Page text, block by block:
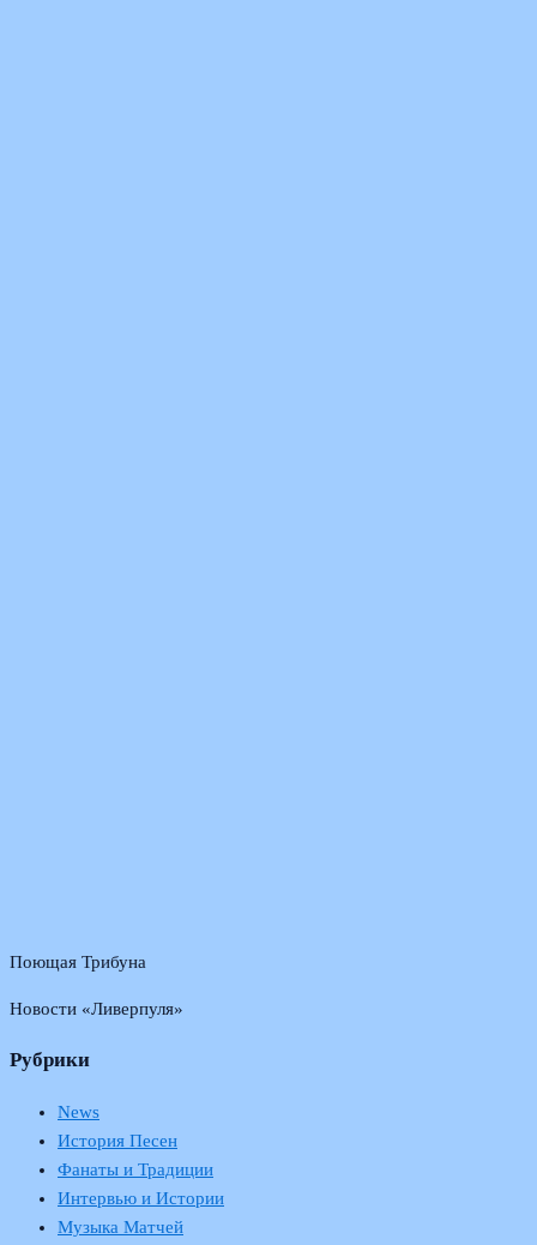
Поющая Трибуна
Новости «Ливерпуля»
Рубрики
News
История Песен
Фанаты и Традиции
Интервью и Истории
Музыка Матчей